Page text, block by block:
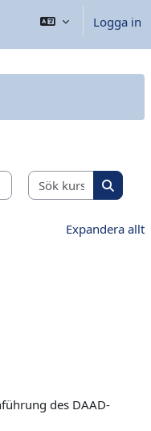
Logga in
Sök
Sök
Expandera allt
des DAAD-